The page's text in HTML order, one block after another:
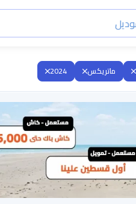
ماتريكس 2024